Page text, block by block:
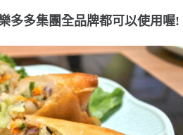
多多集團全品牌都可以使用喔!